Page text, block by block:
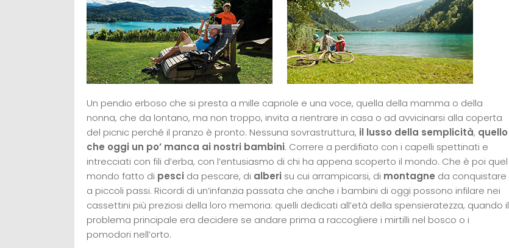
Un pendio erboso che si presta a mille capriole e una voce, quella della mamma o della
nonna, che da lontano, ma non troppo, invita a rientrare in casa o ad avvicinarsi alla coperta
del picnic perché il pranzo è pronto. Nessuna sovrastruttura, il lusso della semplicità, quello
che oggi un po’ manca ai nostri bambini. Correre a perdifiato con i capelli spettinati e
intrecciati con fili d’erba, con l’entusiasmo di chi ha appena scoperto il mondo. Che è poi quel
mondo fatto di pesci da pescare, di alberi su cui arrampicarsi, di montagne da conquistare
a piccoli passi. Ricordi di un’infanzia passata che anche i bambini di oggi possono infilare nei
cassettini più preziosi della loro memoria: quelli dedicati all’età della spensieratezza, quando il
problema principale era decidere se andare prima a raccogliere i mirtilli nel bosco o i
pomodori nell’orto.